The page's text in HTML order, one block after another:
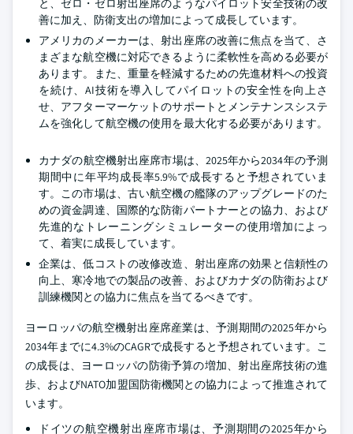
と、ゼロ・ゼロ射出座席のようなパイロット安全技術の改
善に加え、防衛支出の増加によって成長しています。
アメリカのメーカーは、射出座席の改善に焦点を当て、さ
まざまな航空機に対応できるように柔軟性を高める必要が
あります。また、重量を軽減するための先進材料への投資
を続け、AI技術を導入してパイロットの安全性を向上さ
せ、アフターマーケットのサポートとメンテナンスシステ
ムを強化して航空機の使用を最大化する必要があります。
カナダの航空機射出座席市場は、2025年から2034年の予測
期間中に年平均成長率5.9%で成長すると予想されていま
す。この市場は、古い航空機の艦隊のアップグレードのた
めの資金調達、国際的な防衛パートナーとの協力、および
先進的なトレーニングシミュレーターの使用増加によっ
て、着実に成長しています。
企業は、低コストの改修改造、射出座席の効果と信頼性の
向上、寒冷地での製品の改善、およびカナダの防衛および
訓練機関との協力に焦点を当てるべきです。
ヨーロッパの航空機射出座席産業は、予測期間の2025年から
2034年までに4.3%のCAGRで成長すると予想されています。こ
の成長は、ヨーロッパの防衛予算の増加、射出座席技術の進
歩、およびNATO加盟国防衛機関との協力によって推進されて
います。
ドイツの航空機射出座席市場は、予測期間の2025年から